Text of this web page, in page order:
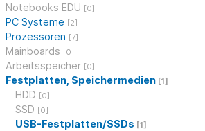
Notebooks EDU [0]
PC Systeme [2]
Prozessoren [7]
Mainboards [0]
Arbeitsspeicher [0]
Festplatten, Speichermedien [1]
HDD [0]
SSD [0]
USB-Festplatten/SSDs [1]